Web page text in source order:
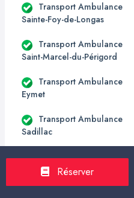
Transport Ambulance
Sainte-Foy-de-Longas
Transport Ambulance
Saint-Marcel-du-Périgord
Transport Ambulance
Eymet
Transport Ambulance
Sadillac
Transport Ambulance
Sainte-Innocence
Réserver